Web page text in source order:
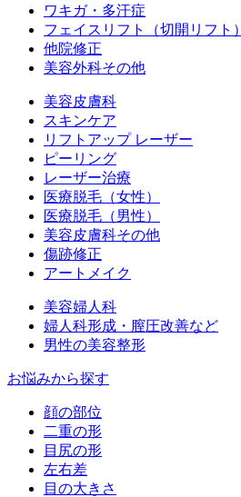
ワキガ・多汗症
フェイスリフト（切開リフト）
他院修正
美容外科その他
美容皮膚科
スキンケア
リフトアップ レーザー
ピーリング
レーザー治療
医療脱毛（女性）
医療脱毛（男性）
美容皮膚科その他
傷跡修正
アートメイク
美容婦人科
婦人科形成・膣圧改善など
男性の美容整形
お悩みから探す
顔の部位
二重の形
目尻の形
左右差
目の大きさ